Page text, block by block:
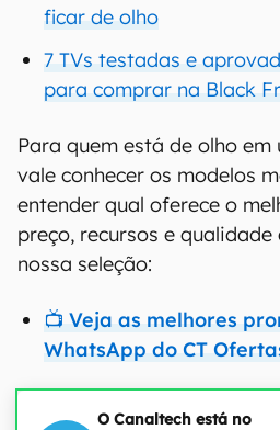
ficar de olho
7 TVs testadas e
para comprar na Black
Para quem está de olho em
vale conhecer os modelos
entender qual oferece o
preço, recursos e
nossa seleção:
📺 Veja as melhores
WhatsApp do CT
O Canaltech está no